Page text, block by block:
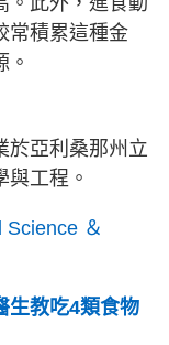
常積累這種金
於亞利桑那州立
工程。
Science ＆
生教吃4類食物